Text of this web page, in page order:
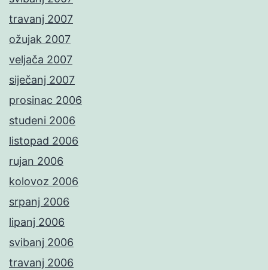
travanj 2007
ožujak 2007
veljača 2007
siječanj 2007
prosinac 2006
studeni 2006
listopad 2006
rujan 2006
kolovoz 2006
srpanj 2006
lipanj 2006
svibanj 2006
travanj 2006